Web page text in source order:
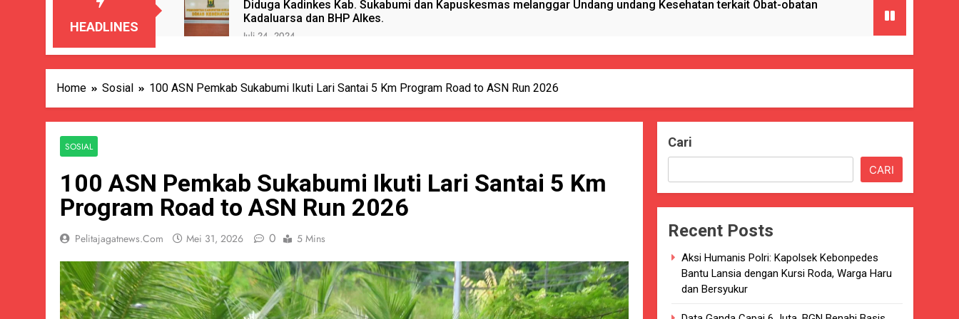
HEADLINES
Diduga Kadinkes Kab. Sukabumi dan Kapuskesmas melanggar Undang undang Kesehatan terkait Obat-obatan
Kadaluarsa dan BHP Alkes.
Juli 24, 2024
Pemdes Kalianget Timur Menyalurkan Bantuan Beras Bapang (Bantuan Pangan) ke Enam Kalinya.
Juli 24, 2024
Hari Anak Nasional, Satgas Yonif 310/KK Peduli Generasi Emas Papua
Juli 24, 2024
Gelembung Nano Hydrogen RAHO Club dan IMI, Dobrak Dunia Kesehatan
Berkedok Dukun Pijat, Polres Sumenep Amankan Warga Pragaan Pelaku Pencabulan
Juli 23, 2024
Diduga Oknum Pejabat Terlibat pengadaan Antropometri Tahun 2023 Di Dinkes Kab. Sukabumi.
Juli 23, 2024
Edukatif Dan Kreatif Di Momen MPLS, Satgas Yonif 310/KK Berikan Wasbang Serta Pelatihan PBB
Juli 23, 2024
PENUTUPAN PORSADIN KE 7, SEKDA ADE SEBUT PENYELENGGARAAN SANGAT BAIK
Juli 22, 2024
Terungkap Dalang Pemasok BHP Alkes ke Puskesmas-Puskesmas se-kabupaten Sukabumi selama 7 Tahun.
Home Sosial 100 ASN Pemkab Sukabumi Ikuti Lari Santai 5 Km Program Road to ASN Run 2026
SOSIAL
100 ASN Pemkab Sukabumi Ikuti Lari Santai 5 Km
Program Road to ASN Run 2026
Pelitajagatnews.com Mei 31, 2026 0 5 Mins
Cari
CARI
Recent Posts
Aksi Humanis Polri: Kapolsek Kebonpedes
Bantu Lansia dengan Kursi Roda, Warga Haru
dan Bersyukur